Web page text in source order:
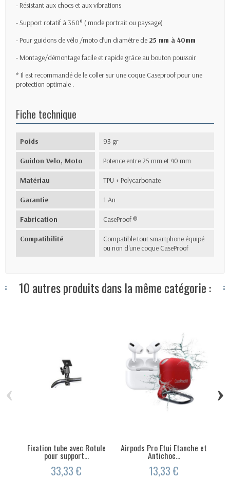
- Résistant aux chocs et aux vibrations
- Support rotatif à 360° ( mode portrait ou paysage)
- Pour guidons de vélo /moto d’un diamètre de 25 mm à 40mm
- Montage/démontage facile et rapide grâce au bouton poussoir
* Il est recommandé de le coller sur une coque Caseproof pour une
protection optimale .
Fiche technique
Poids 93 gr
Guidon Velo, Moto Potence entre 25 mm et 40 mm
Matériau TPU + Polycarbonate
Garantie 1 An
Fabrication CaseProof ®
Compatibilité
Compatible tout smartphone équipé
ou non d'une coque CaseProof
10 autres produits dans la même catégorie :
Fixation tube avec Rotule
pour support...
33,33 €
Airpods Pro Etui Etanche et
Antichoc...
13,33 €
‹ ›